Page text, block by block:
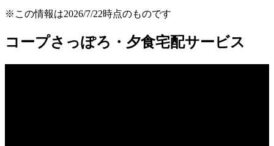
※この情報は2026/7/22時点のものです
コープさっぽろ・夕食宅配サービス